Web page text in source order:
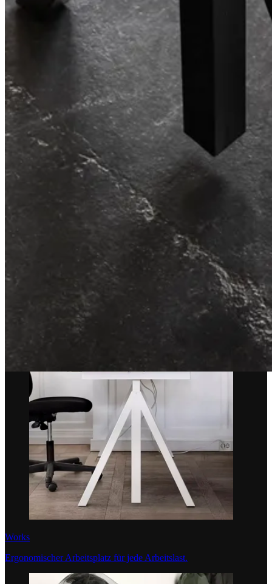
Unser kompaktestes Regal aller Zeiten.
String® System
Works
Ergonomischer Arbeitsplatz für jede Arbeitslast.